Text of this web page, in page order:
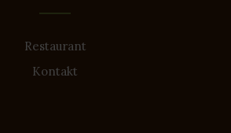
Restaurant
Kontakt